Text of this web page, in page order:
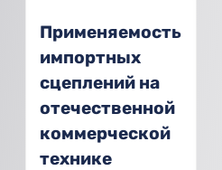
Применяемость
импортных
сцеплений на
отечественной
коммерческой
технике